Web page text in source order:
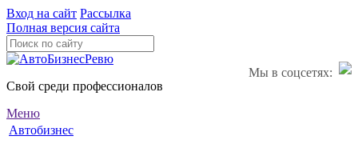
Вход на сайт Рассылка
Полная версия сайта
Мы в соцсетях:
Свой среди профессионалов
Меню
Автобизнес